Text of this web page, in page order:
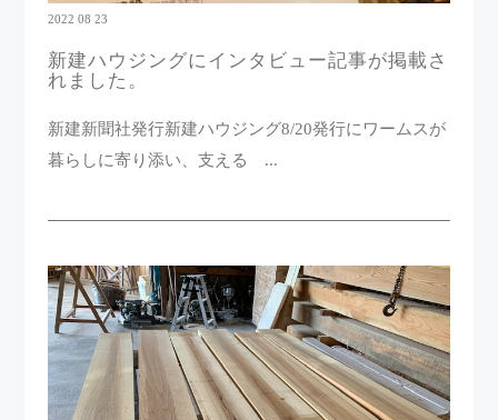
2022 08 23
新建ハウジングにインタビュー記事が掲載さ
れました。
新建新聞社発行新建ハウジング8/20発行にワームスが
暮らしに寄り添い、支える ...